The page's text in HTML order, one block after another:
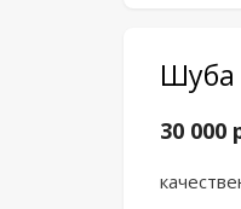
Шуба
30 000